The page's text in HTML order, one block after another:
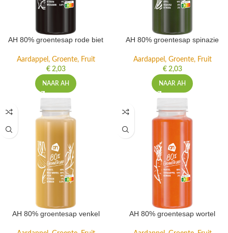
AH 80% groentesap rode biet
Aardappel, Groente, Fruit
€2,03
NAAR AH
AH 80% groentesap spinazie
Aardappel, Groente, Fruit
€2,03
NAAR AH
AH 80% groentesap venkel AH 80% groentesap wortel